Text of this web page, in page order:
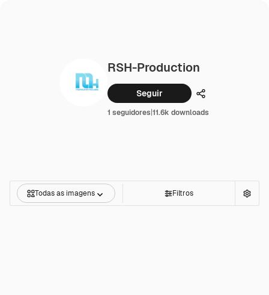
RSH-Production
Seguir Compartilhar
1 seguidores|11.6k downloads
Todas as imagens Filtros